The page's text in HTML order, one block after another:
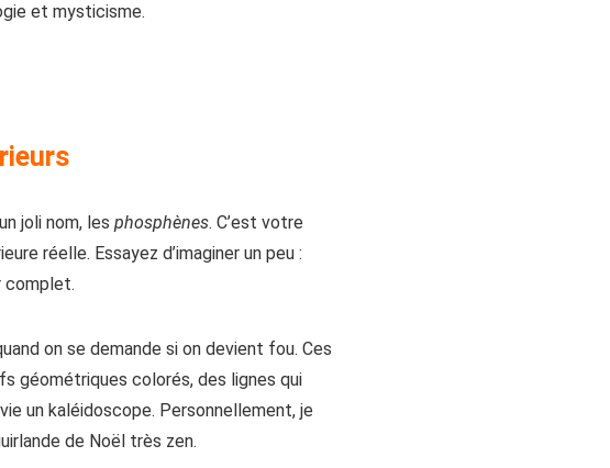
et mysticisme.
joli nom, les phosphènes. C’est votre
réelle. Essayez d’imaginer un peu :
complet.
on se demande si on devient fou. Ces
géométriques colorés, des lignes qui
un kaléidoscope. Personnellement, je
de Noël très zen.